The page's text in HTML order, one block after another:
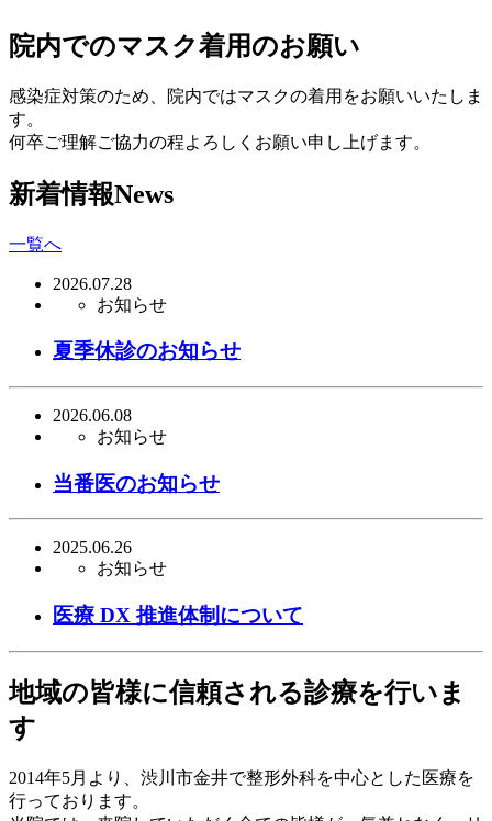
院内でのマスク着用のお願い
感染症対策のため、院内ではマスクの着用をお願いいたしま
す。
何卒ご理解ご協力の程よろしくお願い申し上げます。
新着情報News
一覧へ
2026.07.28
お知らせ
夏季休診のお知らせ
2026.06.08
お知らせ
当番医のお知らせ
2025.06.26
お知らせ
医療 DX 推進体制について
地域の皆様に信頼される診療を行いま
す
2014年5月より、渋川市金井で整形外科を中心とした医療を
行っております。